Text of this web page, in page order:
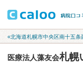
«北海道札幌市中央区南十五条
医療法人藻友会札幌